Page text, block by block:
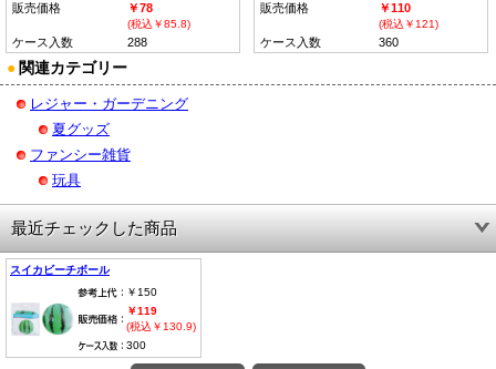
販売価格
￥78
(税込￥85.8)
ケース入数 288
販売価格
￥110
(税込￥121)
ケース入数 360
● 関連カテゴリー
レジャー・ガーデニング
夏グッズ
ファンシー雑貨
玩具
最近チェックした商品
スイカビーチボール
￥150
￥119
(税込￥130.9)
300